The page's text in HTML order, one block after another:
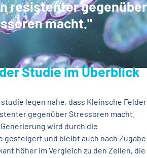
resistenter gegenüber
macht."
Studie im Überblick
legen nahe, dass Kleinsche Felder
gegenüber Stressoren macht.
wird durch die
gesteigert und bleibt auch nach Zugabe
höher im Vergleich zu den Zellen, die